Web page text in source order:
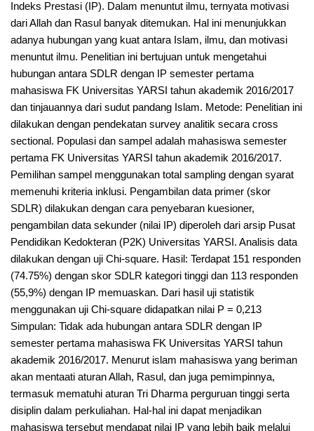
Indeks Prestasi (IP). Dalam menuntut ilmu, ternyata motivasi
dari Allah dan Rasul banyak ditemukan. Hal ini menunjukkan
adanya hubungan yang kuat antara Islam, ilmu, dan motivasi
menuntut ilmu. Penelitian ini bertujuan untuk mengetahui
hubungan antara SDLR dengan IP semester pertama
mahasiswa FK Universitas YARSI tahun akademik 2016/2017
dan tinjauannya dari sudut pandang Islam. Metode: Penelitian ini
dilakukan dengan pendekatan survey analitik secara cross
sectional. Populasi dan sampel adalah mahasiswa semester
pertama FK Universitas YARSI tahun akademik 2016/2017.
Pemilihan sampel menggunakan total sampling dengan syarat
memenuhi kriteria inklusi. Pengambilan data primer (skor
SDLR) dilakukan dengan cara penyebaran kuesioner,
pengambilan data sekunder (nilai IP) diperoleh dari arsip Pusat
Pendidikan Kedokteran (P2K) Universitas YARSI. Analisis data
dilakukan dengan uji Chi-square. Hasil: Terdapat 151 responden
(74.75%) dengan skor SDLR kategori tinggi dan 113 responden
(55,9%) dengan IP memuaskan. Dari hasil uji statistik
menggunakan uji Chi-square didapatkan nilai P = 0,213
Simpulan: Tidak ada hubungan antara SDLR dengan IP
semester pertama mahasiswa FK Universitas YARSI tahun
akademik 2016/2017. Menurut islam mahasiswa yang beriman
akan mentaati aturan Allah, Rasul, dan juga pemimpinnya,
termasuk mematuhi aturan Tri Dharma perguruan tinggi serta
disiplin dalam perkuliahan. Hal-hal ini dapat menjadikan
mahasiswa tersebut mendapat nilai IP yang lebih baik melalui